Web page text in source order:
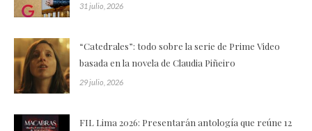
31 julio, 2026
“Catedrales”: todo sobre la serie de Prime Video
basada en la novela de Claudia Piñeiro
29 julio, 2026
FIL Lima 2026: Presentarán antología que reúne 12